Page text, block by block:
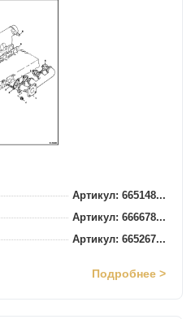
Артикул: 665148...
Артикул: 666678...
Артикул: 665267...
Подробнее >